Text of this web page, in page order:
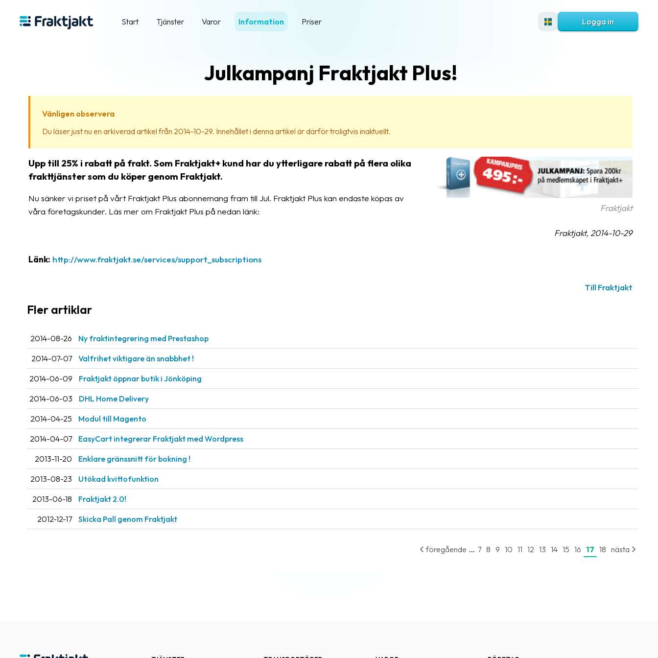
Start Tjänster Varor Information Priser Logga in
Julkampanj Fraktjakt Plus!
Vänligen observera
Du läser just nu en arkiverad artikel från 2014-10-29. Innehållet i denna artikel är därför troligtvis inaktuellt.
Fraktjakt
Upp till 25% i rabatt på frakt. Som Fraktjakt+ kund har du ytterligare rabatt på flera olika
frakttjänster som du köper genom Fraktjakt.
Nu sänker vi priset på vårt Fraktjakt Plus abonnemang fram till Jul. Fraktjakt Plus kan endaste köpas av
våra företagskunder. Läs mer om Fraktjakt Plus på nedan länk:
Fraktjakt, 2014-10-29
Länk: http://www.fraktjakt.se/services/support_subscriptions
Till Fraktjakt
Fler artiklar
2014-08-26 Ny fraktintegrering med Prestashop
2014-07-07 Valfrihet viktigare än snabbhet !
2014-06-09 Fraktjakt öppnar butik i Jönköping
2014-06-03 DHL Home Delivery
2014-04-25 Modul till Magento
2014-04-07 EasyCart integrerar Fraktjakt med Wordpress
2013-11-20 Enklare gränssnitt för bokning !
2013-08-23 Utökad kvittofunktion
2013-06-18 Fraktjakt 2.0!
2012-12-17 Skicka Pall genom Fraktjakt
föregående ... 7 8 9 10 11 12 13 14 15 16 17 18 nästa